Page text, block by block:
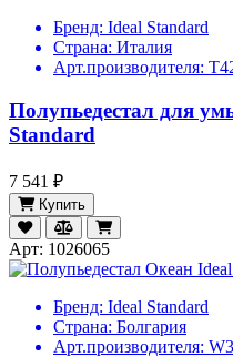
Бренд: Ideal Standard
Страна: Италия
Арт.производителя:
Полупьедестал для
Standard
7 541 ₽
Купить
Арт: 1026065
Бренд: Ideal Standard
Страна: Болгария
Арт.производителя: